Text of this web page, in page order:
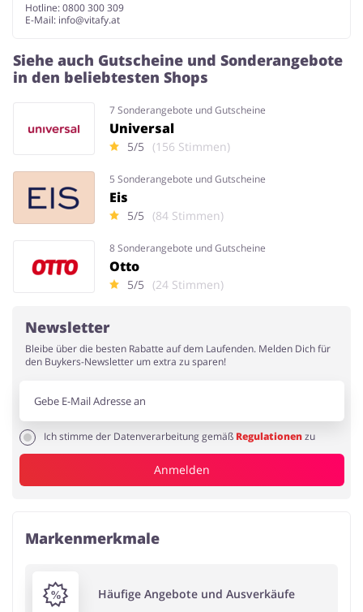
Hotline: 0800 300 309
E-Mail: info@vitafy.at
Siehe auch Gutscheine und Sonderangebote
in den beliebtesten Shops
7 Sonderangebote und Gutscheine
Universal
5/5 (156 Stimmen)
5 Sonderangebote und Gutscheine
Eis
5/5 (84 Stimmen)
8 Sonderangebote und Gutscheine
Otto
5/5 (24 Stimmen)
Newsletter
Bleibe über die besten Rabatte auf dem Laufenden. Melden Dich für
den Buykers-Newsletter um extra zu sparen!
Ich stimme der Datenverarbeitung gemäß Regulationenzu
Anmelden
Markenmerkmale
Häufige Angebote und Ausverkäufe